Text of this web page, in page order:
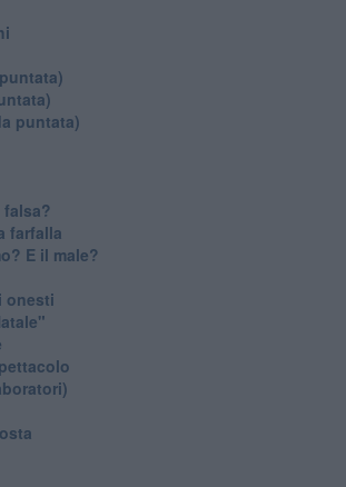
puntata)
farfalla
E il male?
onesti